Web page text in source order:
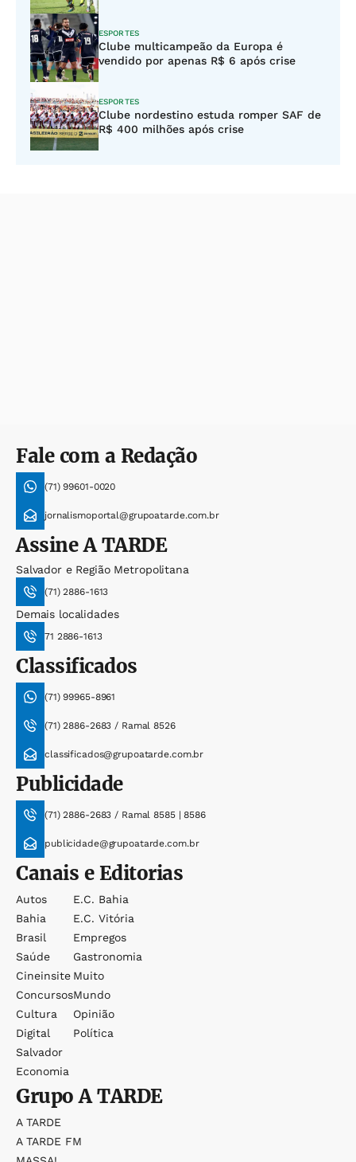
ESPORTES
Clube multicampeão da Europa é
vendido por apenas R$ 6 após crise
ESPORTES
Clube nordestino estuda romper SAF de
R$ 400 milhões após crise
Fale com a Redação
(71) 99601-0020
jornalismoportal@grupoatarde.com.br
AssineA TARDE
Salvador e Região Metropolitana
(71) 2886-1613
Demais localidades
71 2886-1613
Classificados
(71) 99965-8961
(71) 2886-2683 / Ramal 8526
classificados@grupoatarde.com.br
Publicidade
(71) 2886-2683 / Ramal 8585 | 8586
publicidade@grupoatarde.com.br
Canais e Editorias
Autos
Bahia
Brasil
Saúde
Cineinsite
Concursos
Cultura
Digital
Salvador
Economia
E.c. Bahia
E.c. Vitória
Empregos
Gastronomia
Muito
Mundo
Opinião
Política
GrupoA TARDE
A TARDE
A TARDE FM